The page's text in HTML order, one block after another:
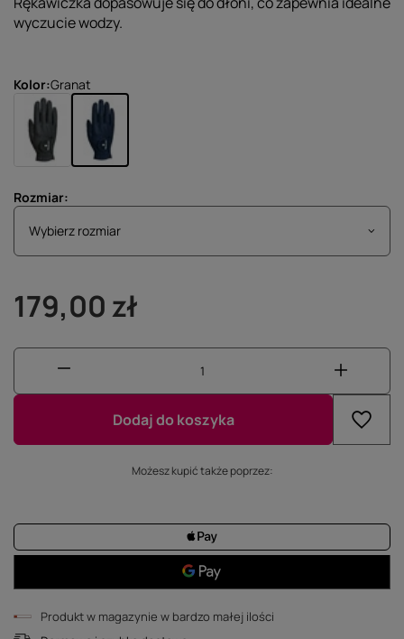
wyczucie wodzy.
Kolor Granat
Rozmiar
Wybierz rozmiar
Wybierz rozmiar
179,00 zł
Dodaj do koszyka
Możesz kupić także poprzez:
Produkt w magazynie w bardzo małej ilości